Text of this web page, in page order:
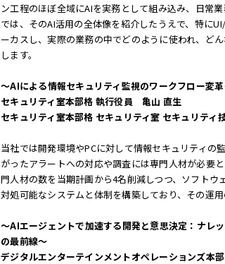
ン工程のほぼ全域にAIを実務として組み込み、日常
では、そのAI活用の全体像を紹介したうえで、特に
ーカスし、実際の業務の中でどのように使われ、ど
します。
〜AIによる情報セキュリティ監視のワークフロー変
セキュリティ室本部格 執行役員 亀山 直生
セキュリティ室本部格 セキュリティ室 セキュリテ
当社では開発環境やPCに対して情報セキュリティの
がったアラートへの対応や調査には専門人材が必要
門人材の数を当期計画から4名削減しつつ、ソフト
対処可能なシステムと体制を構築しており、その運用
〜AIエージェントで加速する開発と意思決定：ナレ
の最前線〜
デジタルエンターテインメントオペレーションズ本